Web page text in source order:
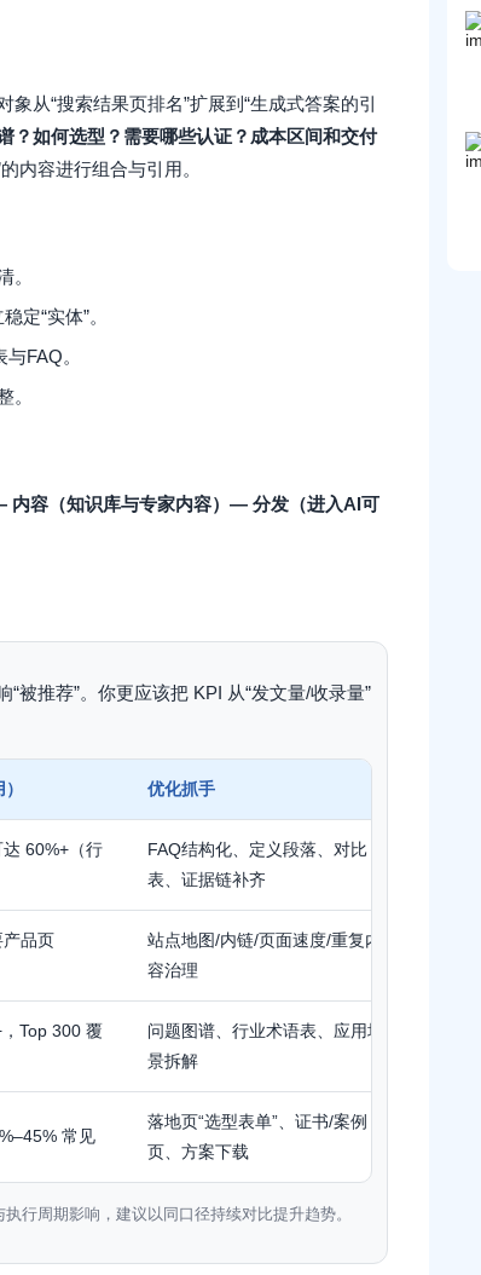
从“搜索结果页排名”扩展到“生成式答案的引
？如何选型？需要哪些认证？成本区间和交付
内容进行组合与引用。
。
定“实体”。
FAQ。
。
内容（知识库与专家内容）— 分发（进入AI可
被推荐”。你更应该把 KPI 从“发文量/收录量”
优化抓手
60%+（行
FAQ结构化、定义段落、对比
表、证据链补齐
品页
站点地图/内链/页面速度/重复内
容治理
Top 300 覆
问题图谱、行业术语表、应用场
景拆解
常见
落地页“选型表单”、证书/案例
页、方案下载
行周期影响，建议以同口径持续对比提升趋势。